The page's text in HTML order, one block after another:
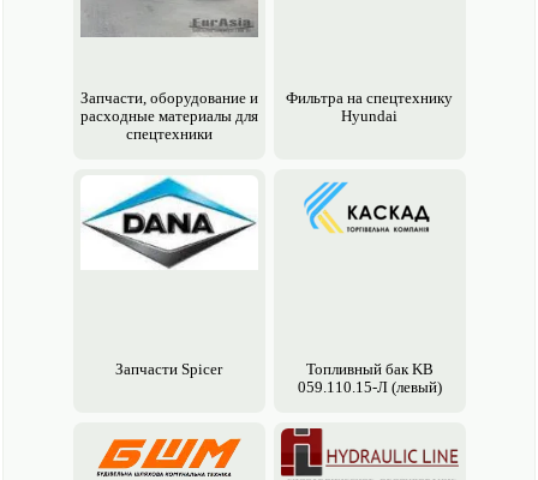
Запчасти, обору­дование и
расходные материалы для
спецтехники
Фильтра на спецтехнику
Hyundai
Запчасти Spicer
Топливный бак KВ
059.110.15-Л (левый)